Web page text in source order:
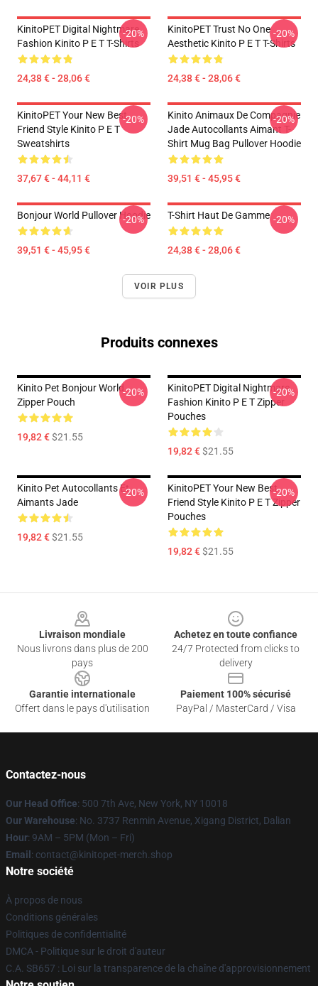
KinitoPET Digital Nightmare
Fashion Kinito P E T T-Shirts
24,38 € - 28,06 €
-20%
KinitoPET Trust No One
Aesthetic Kinito P E T T-Shirts
24,38 € - 28,06 €
-20%
KinitoPET Your New Best
Friend Style Kinito P E T
Sweatshirts
37,67 € - 44,11 €
-20%
Kinito Animaux De Compagnie
Jade Autocollants Aimant T-
Shirt Mug Bag Pullover Hoodie
39,51 € - 45,95 €
-20%
Bonjour World Pullover Hoodie
39,51 € - 45,95 €
-20% T-Shirt Haut De Gamme
24,38 € - 28,06 €
-20%
VOIR PLUS
Produits connexes
Kinito Pet Bonjour World
Zipper Pouch
19,82 €$21.55
-20%
KinitoPET Digital Nightmare
Fashion Kinito P E T Zipper
Pouches
19,82 €$21.55
-20%
Kinito Pet Autocollants Et
Aimants Jade
19,82 €$21.55
-20%
KinitoPET Your New Best
Friend Style Kinito P E T Zipper
Pouches
19,82 €$21.55
-20%
Livraison mondiale
Nous livrons dans plus de 200
pays
Achetez en toute confiance
24/7 Protected from clicks to
delivery
Garantie internationale
Offert dans le pays d'utilisation
Paiement 100% sécurisé
PayPal / MasterCard / Visa
Contactez-nous
Our Head Office: 500 7th Ave, New York, NY 10018
Our Warehouse: No. 3737 Renmin Avenue, Xigang District, Dalian
Hour: 9AM – 5PM (Mon – Fri)
Email : contact@kinitopet-merch.shop
Notre société
À propos de nous
Conditions générales
Politiques de confidentialité
DMCA - Politique sur le droit d'auteur
C.A. SB657 : Loi sur la transparence de la chaîne d'approvisionnement